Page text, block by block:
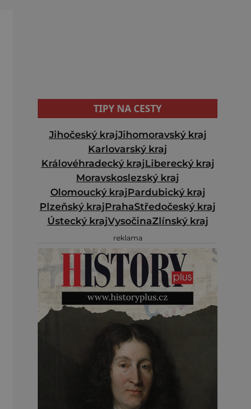
TIPY NA CESTY
Jihočeský krajJihomoravský kraj
Karlovarský kraj
Královéhradecký krajLiberecký kraj
Moravskoslezský kraj
Olomoucký krajPardubický kraj
Plzeňský krajPrahaStředočeský kraj
Ústecký krajVysočinaZlínský kraj
reklama